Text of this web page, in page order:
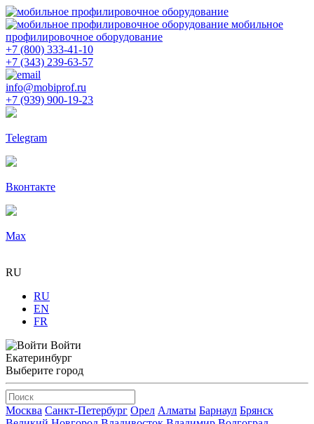
мобильное
профилировочное оборудование
+7 (800) 333-41-10
+7 (343) 239-63-57
info@mobiprof.ru
+7 (939) 900-19-23
Telegram
Вконтакте
Max
RU
RU
EN
FR
Войти
Екатеринбург
Выберите город
Москва Санкт-Петербург Орел Алматы Барнаул Брянск